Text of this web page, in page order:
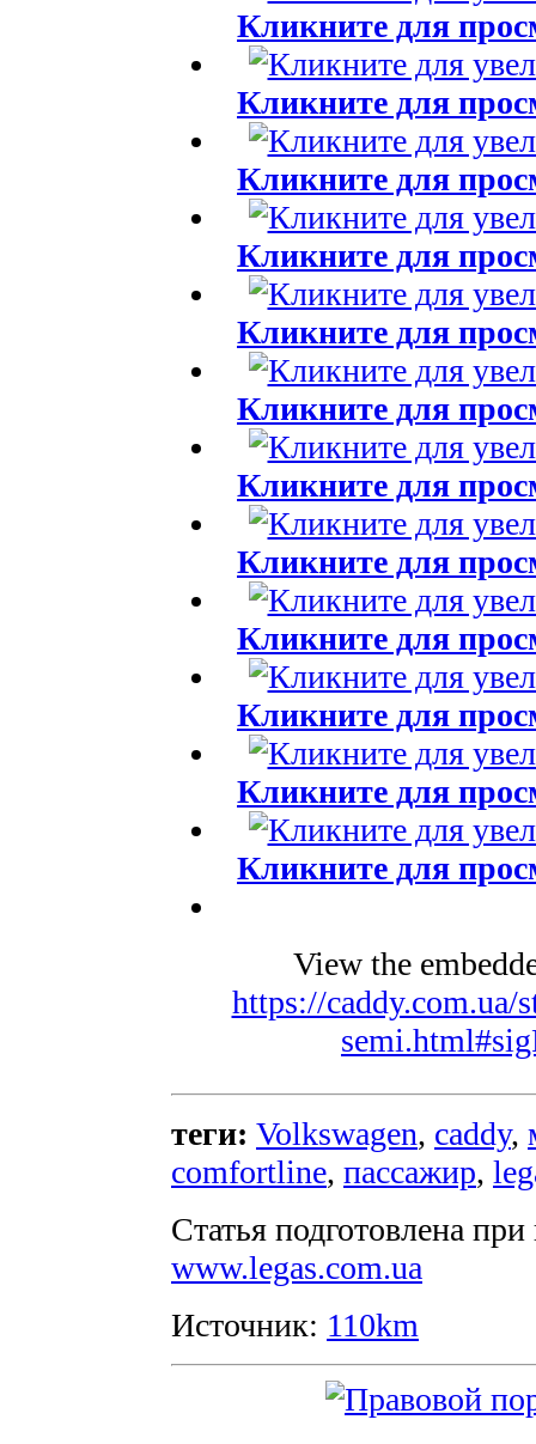
Кликните для
Кликните для
Кликните для
Кликните для
Кликните для
Кликните для
Кликните для
Кликните для
Кликните для
Кликните для
Кликните для
Кликните для
View the
https://
теги: Volkswagen, caddy,
comfortline, пассажир,
Статья подготовлена
www.legas.com.ua
Источник: 110km